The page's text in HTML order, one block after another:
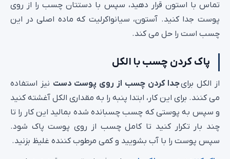
تماس با استون قرار دهید، سپس با دستتان چسب را از روی
پوست جدا کنید. آستون، سیانواکرلیت که ماده اصلی در این
چسب است را حل می کند.
پاک کردن چسب با الکل
از الکل برایجدا کردن چسب از روی پوست دست نیز استفاده
می کنند. برای این کار، ابتدا پنبه را به مقداری الکل آغشته کنید
و سپس به پوستی که چسب چسبانده شده بمالید این کار را تا
چند بار تکرار کنید تا کامل چسب از روی پوست پاک شود.
سپس پوست را با آب بشویید و کمی مرطوب کننده غلیظ بزنید.